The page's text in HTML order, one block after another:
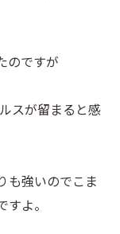
のですが
スが留まると感
も強いのでこま
よ。